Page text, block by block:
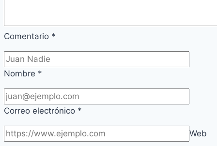
Comentario *
Nombre *
Correo electrónico *
Web